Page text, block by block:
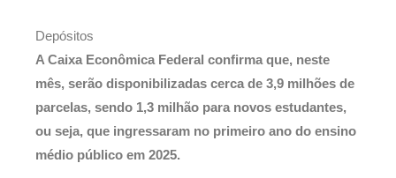
Depósitos
A Caixa Econômica Federal confirma que, neste
mês, serão disponibilizadas cerca de 3,9 milhões de
parcelas, sendo 1,3 milhão para novos estudantes,
ou seja, que ingressaram no primeiro ano do ensino
médio público em 2025.